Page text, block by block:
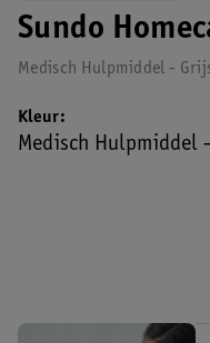
Sundo
Medisch Hulpmiddel -
Kleur
Medisch Hulpmiddel